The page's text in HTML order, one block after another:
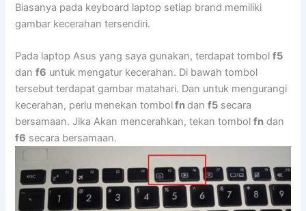
Biasanya pada keyboard laptop setiap brand memiliki
gambar kecerahan tersendiri.
Pada laptop Asus yang saya gunakan, terdapat tombolf5
danf6 untuk mengatur kecerahan. Di bawah tombol
tersebut terdapat gambar matahari. Dan untuk mengurangi
kecerahan, perlu menekan tombolfndanf5 secara
bersamaan. Jika Akan mencerahkan, tekan tombolfn dan
f6 secara bersamaan.